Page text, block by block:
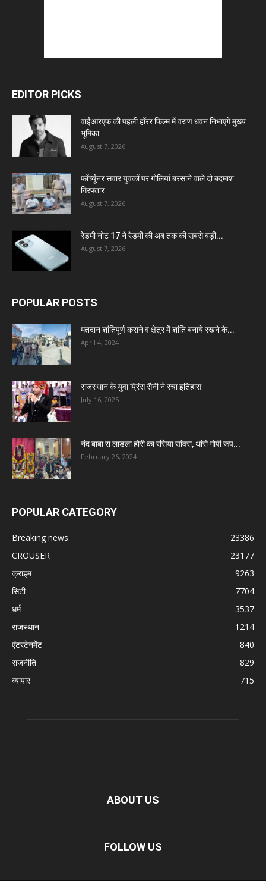
EDITOR PICKS
वाईआरएफ की पहली हॉरर फिल्म में वरुण धवन निभाएंगे मुख्य
भूमिका
August 7, 2026
फॉर्च्यूनर सवार युवकों पर गोलियां बरसाने वाले दो बदमाश
गिरफ्तार
August 7, 2026
रेडमी नोट 17 ने रेडमी की अब तक की सबसे बड़ी...
August 7, 2026
POPULAR POSTS
मतदान शांतिपूर्ण कराने व क्षेत्र में शांति बनाये रखने के...
April 4, 2024
राजस्थान के युवा प्रिंस सैनी ने रचा इतिहास
July 16, 2025
नंद बाबा रा लाडला होरी का रसिया सांवरा, थांरो गोपी रूप...
February 26, 2024
POPULAR CATEGORY
Breaking news
23386
CROUSER
23177
क्राइम
9263
सिटी
7704
धर्म
3537
राजस्थान
1214
एंटरटेनमेंट
840
राजनीति
829
व्यापार
715
ABOUT US
FOLLOW US